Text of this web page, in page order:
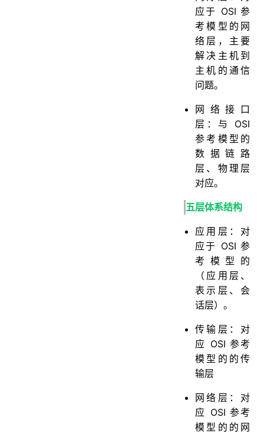
应于 OSI 参
考模型的网
络层，主要
解决主机到
主机的通信
问题。
网络接口
层：与 OSI
参考模型的
数据链路
层、物理层
对应。
五层体系结构
应用层：对
应于 OSI 参
考模型的
（应用层、
表示层、会
话层）。
传输层：对
应 OSI 参考
模型的的传
输层
网络层：对
应 OSI 参考
模型的的网